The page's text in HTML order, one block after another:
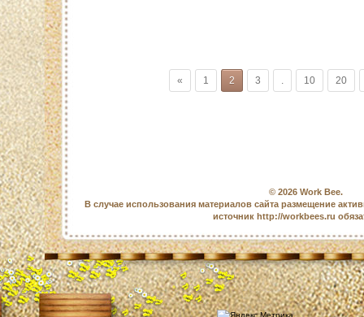
« 1 2 3 . 10 20
© 2026 Work Bee.
В случае использования материалов сайта размещение
источник http://workbees.ru